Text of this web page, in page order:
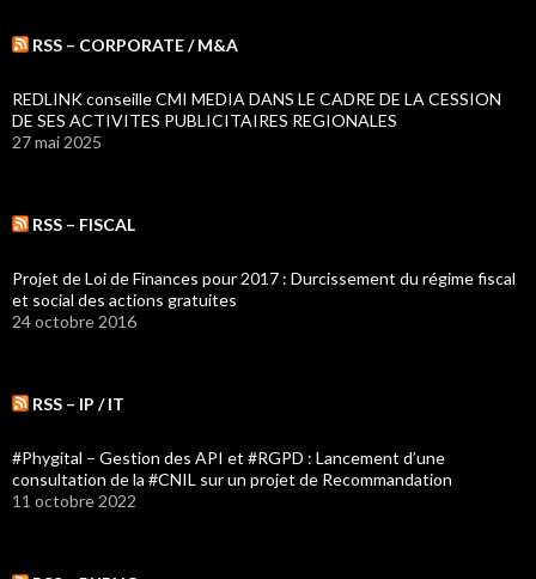
RSS – CORPORATE / M&A
REDLINK conseille CMI MEDIA DANS LE CADRE DE LA CESSION
DE SES ACTIVITES PUBLICITAIRES REGIONALES
27 mai 2025
RSS – FISCAL
Projet de Loi de Finances pour 2017 : Durcissement du régime fiscal
et social des actions gratuites
24 octobre 2016
RSS – IP / IT
#Phygital – Gestion des API et #RGPD : Lancement d’une
consultation de la #CNIL sur un projet de Recommandation
11 octobre 2022